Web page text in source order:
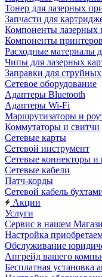
Тонер для лазерных
Запчасти для
Компоненты лазерных
Компоненты
Расходные материалы
Чипы для лазерных
Заправки для
Сетевое оборудование
Адаптеры Bluetooth
Адаптеры Wi-Fi
Маршрутизаторы и
Коммутаторы и свитчи
Сетевые карты
Сетевой инструмент
Сетевые коннекторы и
Сетевые кабели
Патч-корды
Сетевой кабель
Акции
Услуги
Сервис в нашем
Настройка
Обслуживание
Апгрейд вашего
Бесплатная установка